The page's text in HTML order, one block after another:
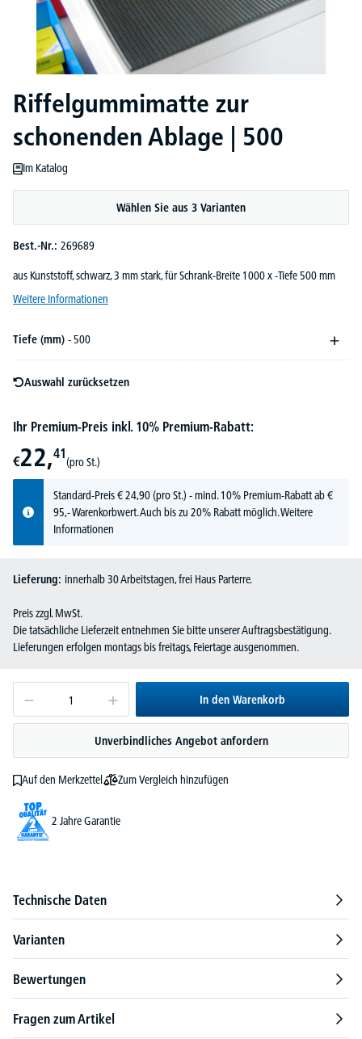
Riffelgummimatte zur
schonenden Ablage | 500
Im Katalog
Wählen Sie aus 3 Varianten
Best.-Nr.: 269689
aus Kunststoff, schwarz, 3 mm stark, für Schrank-Breite 1000 x -Tiefe 500 mm
Weitere Informationen
Tiefe (mm) - 500
Auswahl zurücksetzen
Ihr Premium-Preis inkl. 10% Premium-Rabatt:
€22,41
(pro St.)
Standard-Preis€24,90(pro St.) - mind. 10% Premium-Rabatt ab €
95,- Warenkorbwert. Auch bis zu 20% Rabatt möglich.Weitere
Informationen
Lieferung: innerhalb 30 Arbeitstagen, frei Haus Parterre.
Preis zzgl. MwSt.
Die tatsächliche Lieferzeit entnehmen Sie bitte unserer Auftragsbestätigung.
Lieferungen erfolgen montags bis freitags, Feiertage ausgenommen.
In den Warenkorb
Unverbindliches Angebot anfordern
Auf den Merkzettel Zum Vergleich hinzufügen
2 Jahre Garantie
Technische Daten
Varianten
Bewertungen
Fragen zum Artikel